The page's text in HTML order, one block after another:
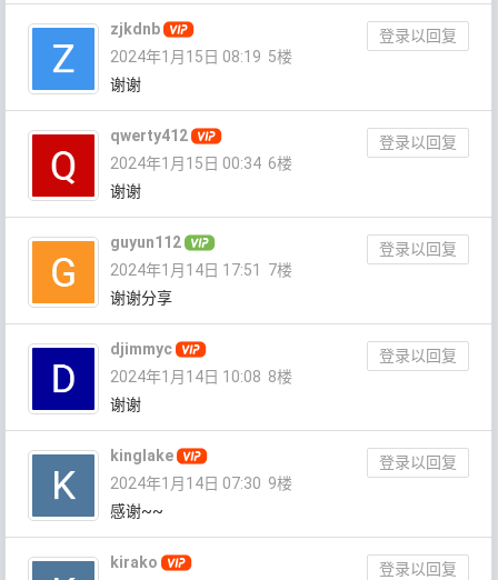
zjkdnb
登录以回复
2024年1月15日 08:19 5楼
谢谢
qwerty412
登录以回复
2024年1月15日 00:34 6楼
谢谢
guyun112
登录以回复
2024年1月14日 17:51
7楼
谢谢分享
djimmyc
登录以回复
2024年1月14日 10:08 8楼
谢谢
kinglake
登录以回复
2024年1月14日 07:30 9楼
感谢~~
kirako
登录以回复